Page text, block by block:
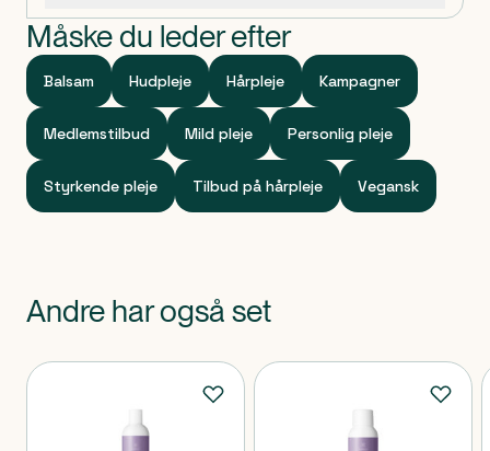
Måske du leder efter
Balsam Hudpleje Hårpleje Kampagner
Medlemstilbud Mild pleje Personlig pleje
Styrkende pleje Tilbud på hårpleje Vegansk
Andre har også set
Produkter